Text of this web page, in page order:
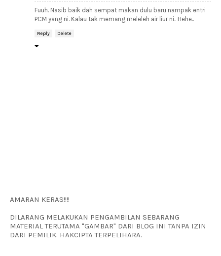
Fuuh. Nasib baik dah sempat makan dulu baru nampak entri
PCM yang ni. Kalau tak memang meleleh air liur ni.. Hehe..
Reply Delete
AMARAN KERAS!!!!
DILARANG MELAKUKAN PENGAMBILAN SEBARANG
MATERIAL TERUTAMA "GAMBAR" DARI BLOG INI TANPA IZIN
DARI PEMILIK. HAKCIPTA TERPELIHARA.